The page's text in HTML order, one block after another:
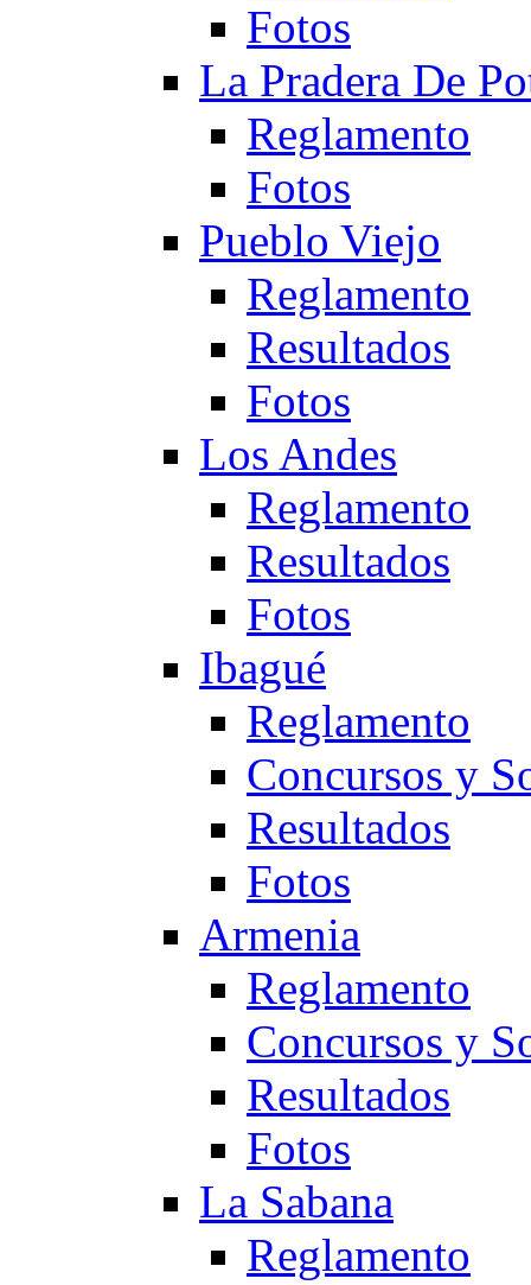
Fotos
La Pradera De
Reglamento
Fotos
Pueblo Viejo
Reglamento
Resultados
Fotos
Los Andes
Reglamento
Resultados
Fotos
Ibagué
Reglamento
Concursos y
Resultados
Fotos
Armenia
Reglamento
Concursos y
Resultados
Fotos
La Sabana
Reglamento